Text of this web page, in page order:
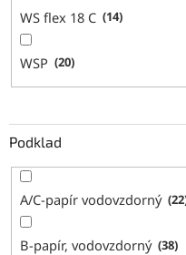
WS flex 18 C 14
WSP 20
Podklad
A/C-papír vodovzdorný 22
B-papír, vodovzdorný 38